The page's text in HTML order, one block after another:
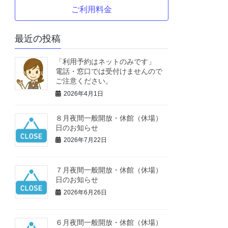
ご利用料金
最近の投稿
「利用予約はネットのみです」
電話・窓口では受付けませんので
ご注意ください。
2026年4月1日
８月夜間一般開放・休館（休場）
日のお知らせ
2026年7月22日
７月夜間一般開放・休館（休場）
日のお知らせ
2026年6月26日
６月夜間一般開放・休館（休場）